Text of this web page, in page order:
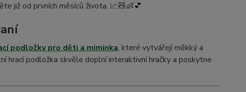
již od prvních měsíců života. 📈🧸👶💕
podložky pro děti a miminka, které vytvářejí měkký a
hrací podložka skvěle doplní interaktivní hračky a poskytne